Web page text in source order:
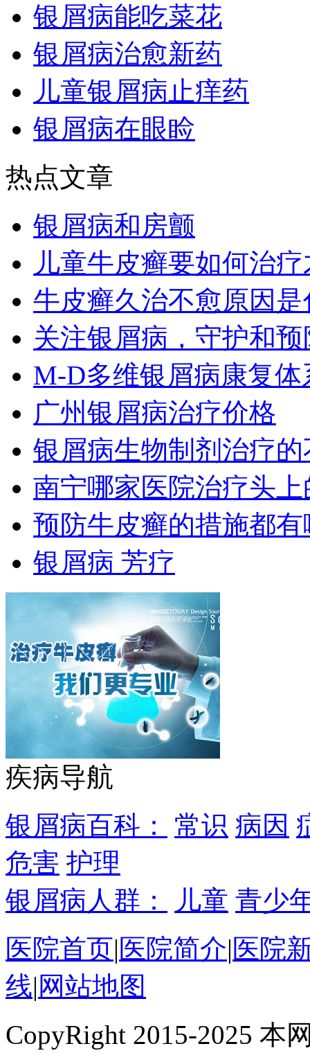
银屑病能吃菜花
银屑病治愈新药
儿童银屑病止痒药
银屑病在眼睑
热点文章
银屑病和房颤
儿童牛皮癣要如何治
牛皮癣久治不愈原因
关注银屑病，守护和
M-D多维银屑病康复
广州银屑病治疗价格
银屑病生物制剂治疗
南宁哪家医院治疗头
预防牛皮癣的措施都有
银屑病 芳疗
疾病导航
银屑病百科：
常识 病因
危害 护理
银屑病人群：
儿童 青少
医院首页|医院简介|医院
线| 网站地图
CopyRight 2015-2025 本